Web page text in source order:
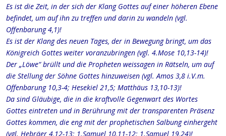
Es ist die Zeit, in der sich der Klang Gottes auf einer höheren Ebene
befindet, um auf ihn zu treffen und darin zu wandeln (vgl.
Offenbarung 4,1)!
Es ist der Klang des neuen Tages, der in Bewegung bringt, um das
Königreich Gottes weiter voranzubringen (vgl. 4.Mose 10,13-14)!
Der „Löwe“ brüllt und die Propheten weissagen in Rätseln, um auf
die Stellung der Söhne Gottes hinzuweisen (vgl. Amos 3,8 i.V.m.
Offenbarung 10,3-4; Hesekiel 21,5; Matthäus 13,10-13)!
Da sind Gläubige, die in die kraftvolle Gegenwart des Wortes
Gottes eintreten und in Berührung mit der transparenten Präsenz
Gottes kommen, die eng mit der prophetischen Salbung einhergeht
(vgl. Hebräer 4,12-13; 1.Samuel 10,11-12; 1.Samuel 19,24)!